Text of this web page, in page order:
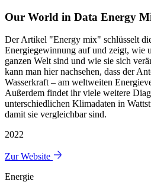
Our World in Data Energy
Der Artikel "Energy mix" schlüsselt
Energiegewinnung auf und zeigt, wie
ganzen Welt sind und wie sie sich
kann man hier nachsehen, dass der
Wasserkraft – am weltweiten
Außerdem findet ihr viele weitere
unterschiedlichen Klimadaten in
damit sie vergleichbar sind.
2022
Zur Website
Energie